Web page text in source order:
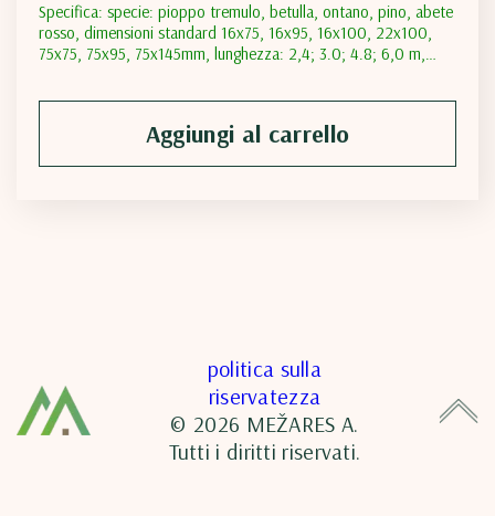
Specifica: specie: pioppo tremulo, betulla, ontano, pino, abete
rosso, dimensioni standard 16х75, 16х95, 16х100, 22х100,
75х75, 75х95, 75х145mm, lunghezza: 2,4; 3.0; 4.8; 6,0 m,
umidità inferiore a 18%; contenuto di umidità inferiore a 12%
Aggiungi al carrello
politica sulla
riservatezza
© 2026 MEŽARES A.
Tutti i diritti riservati.